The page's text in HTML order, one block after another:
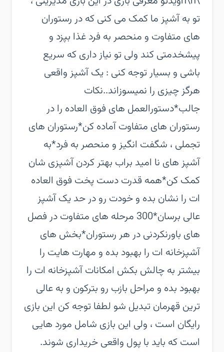
تو به آشپز ما کمک می کنی که در رستوران
های متفاوت و منحصر به فرد غذا بپزد و
پیشخدمتی کند ولی تو نیاز داری که سریع
باشی و بسیار توجه کنی : یک آشپز واقعی
هرگز چیزی را نمی‏سوزاند..‏نکات
جالب‏*دستورالعمل های فوق العاده را در
رستوران های متفاوت آماده کن‏*رستوران های
تجملی ، شگفت انگیز و منحصر به فرد‏*به
آشپز های نا امید براب بهتر کردن آشپزی شان
کمک کن‏*همه قدرت دست پخت فوق العاده
ات را نشان بده و خودت رو در حد یک آشپز
عالی برسان‏*300 مرحله های متفاوت در فصل
های باورنکردنی در هر رستوران‏*بخش های
آشپزخانه ات را بهبود بده و مهارت هایت را
بیشتر به چالش بکش‏ امکانات آشپزخانه ات را
بهبود بده و مراحل بازب رو بترکون و به عالی
ترین قهرمان تبدیل شو‏ لطفا توجه کن این بازی
رایگان است ، ولی این بازی شامل مورد هایی
است که باید با پول واقعی خریداری شوند.